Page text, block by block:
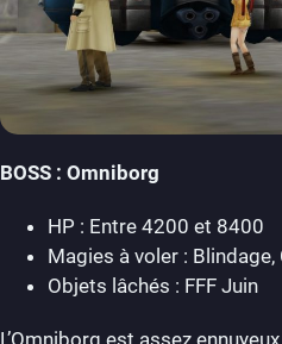
BOSS : Omniborg
HP : Entre 4200 et 8400
Magies à voler : Blindage,
Objets lâchés : FFF Juin